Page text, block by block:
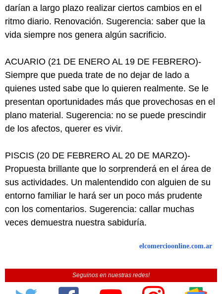
darían a largo plazo realizar ciertos cambios en el
ritmo diario. Renovación. Sugerencia: saber que la
vida siempre nos genera algún sacrificio.
ACUARIO (21 DE ENERO AL 19 DE FEBRERO)-
Siempre que pueda trate de no dejar de lado a
quienes usted sabe que lo quieren realmente. Se le
presentan oportunidades más que provechosas en el
plano material. Sugerencia: no se puede prescindir
de los afectos, querer es vivir.
PISCIS (20 DE FEBRERO AL 20 DE MARZO)-
Propuesta brillante que lo sorprenderá en el área de
sus actividades. Un malentendido con alguien de su
entorno familiar le hará ser un poco más prudente
con los comentarios. Sugerencia: callar muchas
veces demuestra nuestra sabiduría.
elcomercioonline.com.ar
Seguinos en nuestras redes!